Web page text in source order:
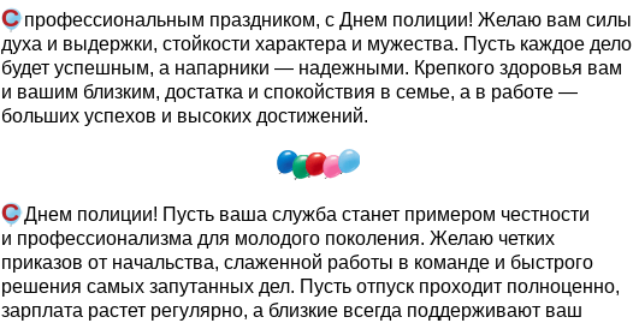
Спрофессиональным праздником, с Днем полиции! Желаю вам силы
духа и выдержки, стойкости характера и мужества. Пусть каждое дело
будет успешным, а напарники — надежными. Крепкого здоровья вам
и вашим близким, достатка и спокойствия в семье, а в работе —
больших успехов и высоких достижений.
СДнем полиции! Пусть ваша служба станет примером честности
и профессионализма для молодого поколения. Желаю четких
приказов от начальства, слаженной работы в команде и быстрого
решения самых запутанных дел. Пусть отпуск проходит полноценно,
зарплата растет регулярно, а близкие всегда поддерживают ваш